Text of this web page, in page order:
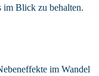
im Blick zu behalten.
im Wandel